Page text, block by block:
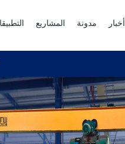
المشاريع مدونة أخبار